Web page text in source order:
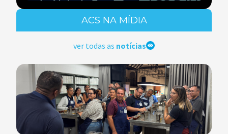
ACS NA MÍDIA
ver todas as notícias